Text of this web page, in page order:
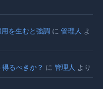
を生むと強調 に 管理人 よ
るべきか？ に 管理人 より